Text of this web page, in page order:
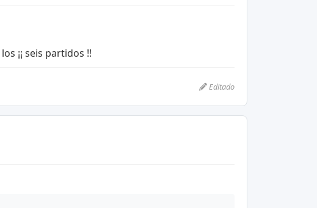
¡¡ seis partidos !!
Editado